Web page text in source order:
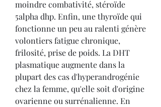
moindre combativité, stéroïde
5alpha dhp. Enfin, une thyroïde qui
fonctionne un peu au ralenti génère
volontiers fatigue chronique,
frilosité, prise de poids. La DHT
plasmatique augmente dans la
plupart des cas d'hyperandrogénie
chez la femme, qu'elle soit d'origine
ovarienne ou surrénalienne. En